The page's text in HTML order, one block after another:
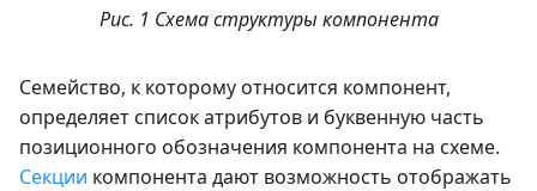
Рис. 1 Схема структуры компонента
Семейство, к которому относится компонент,
определяет список атрибутов и буквенную часть
позиционного обозначения компонента на схеме.
Секции компонента дают возможность отображать